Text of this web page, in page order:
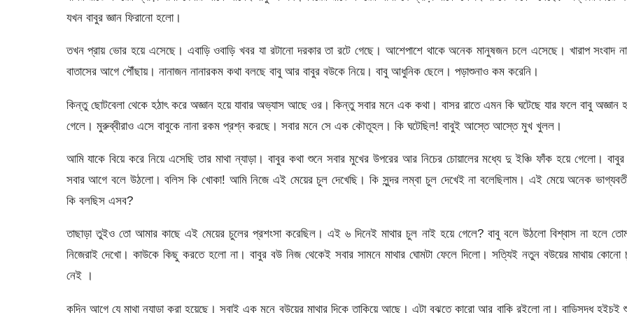
যখন বাবুর জ্ঞান ফিরানো হলো।
তখন প্রায় ভোর হয়ে এসেছে। এবাড়ি ওবাড়ি খবর যা রটানো দরকার তা রটে গেছে। আশেপাশে থাকে অনেক মানুষজন চলে এসেছে। খারাপ সংবাদ
বাতাসের আগে পৌঁছায়। নানাজন নানারকম কথা বলছে বাবু আর বাবুর বউকে নিয়ে। বাবু আধুনিক ছেলে। পড়াশুনাও কম করেনি।
কিন্তু ছোটবেলা থেকে হঠাৎ করে অজ্ঞান হয়ে যাবার অভ্যাস আছে ওর। কিন্তু সবার মনে এক কথা। বাসর রাতে এমন কি ঘটেছে যার ফলে বাবু অজ্ঞান
গেলে। মুরুব্বীরাও এসে বাবুকে নানা রকম প্রশ্ন করছে। সবার মনে সে এক কৌতূহল। কি ঘটেছিল! বাবুই আস্তে আস্তে মুখ খুলল।
আমি যাকে বিয়ে করে নিয়ে এসেছি তার মাথা ন্যাড়া। বাবুর কথা শুনে সবার মুখের উপরের আর নিচের চোয়ালের মধ্যে দু ইঞ্চি ফাঁক হয়ে গেলো। বাবুর
সবার আগে বলে উঠলো। বলিস কি খোকা! আমি নিজে এই মেয়ের চুল দেখেছি। কি সুন্দর লম্বা চুল দেখেই না বলেছিলাম। এই মেয়ে অনেক
কি বলছিস এসব?
তাছাড়া তুইও তো আমার কাছে এই মেয়ের চুলের প্রশংসা করেছিল। এই ৬ দিনেই মাথার চুল নাই হয়ে গেলে? বাবু বলে উঠলো বিশ্বাস না হলে
নিজেরাই দেখো। কাউকে কিছু করতে হলো না। বাবুর বউ নিজ থেকেই সবার সামনে মাথার ঘোমটা ফেলে দিলো। সত্যিই নতুন বউয়ের মাথায় কোনো
নেই ।
কদিন আগে যে মাথা ন্যাড়া করা হয়েছে। সবাই এক মনে বউয়ের মাথার দিকে তাকিয়ে আছে। এটা বুঝতে কারো আর বাকি রইলো না। বাড়িসুদ্ধ হইচই